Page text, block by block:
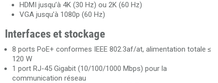
HDMI jusqu’à 4K (30 Hz) ou 2K (60 Hz)
VGA jusqu’à 1080p (60 Hz)
Interfaces et stockage
8 ports PoE+ conformes IEEE 802.3af/at, alimentation totale ≤
120 W
1 port RJ-45 Gigabit (10/100/1000 Mbps) pour la
communication réseau